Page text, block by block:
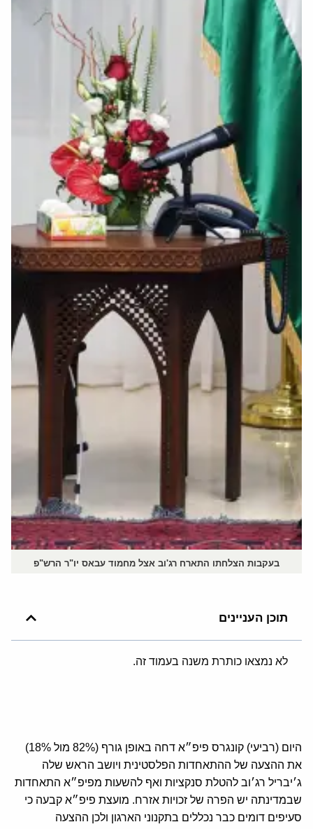
בעקבות הצלחתו התארח רג'וב אצל מחמוד עבאס יו"ר הרש"פ
תוכן העניינים
לא נמצאו כותרת משנה בעמוד זה.
היום (רביעי) קונגרס פיפ״א דחה באופן גורף (82% מול 18%)
את ההצעה של ההתאחדות הפלסטינית ויושב הראש שלה
ג׳יבריל רג׳וב להטלת סנקציות ואף להשעות מפיפ״א התאחדות
שבמדינתה יש הפרה של זכויות אזרח. מועצת פיפ״א קבעה כי
סעיפים דומים כבר נכללים בתקנוני הארגון ולכן ההצעה